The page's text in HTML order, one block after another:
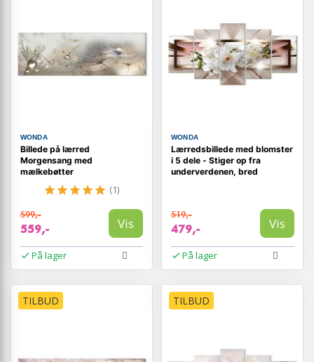
WONDA
Billede på lærred
Morgensang med
mælkebøtter
(1)
599,-
559,- Vis
På lager
WONDA
Lærredsbillede med blomster
i 5 dele - Stiger op fra
underverdenen, bred
519,-
479,- Vis
På lager
TILBUD TILBUD